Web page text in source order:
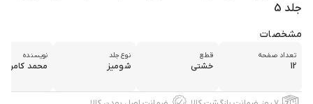
جلد 5
مشخصات
تعداد صفحه
12
قطع
خشتی
نوع جلد
شومیز
نویسنده
محمد